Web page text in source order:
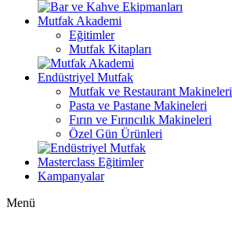
Mutfak Akademi
Eğitimler
Mutfak Kitapları
Endüstriyel Mutfak
Mutfak ve Restaurant Makineleri
Pasta ve Pastane Makineleri
Fırın ve Fırıncılık Makineleri
Özel Gün Ürünleri
Masterclass Eğitimler
Kampanyalar
Menü